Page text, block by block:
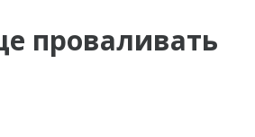
проваливать